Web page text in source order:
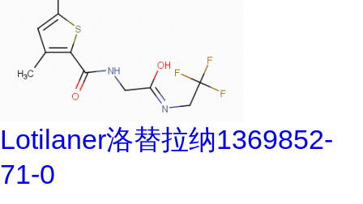
Lotilaner洛替拉纳1369852-
71-0